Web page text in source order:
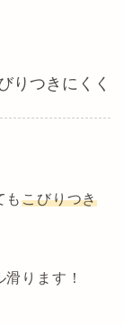
りつきにくく
もこびりつき
ります！